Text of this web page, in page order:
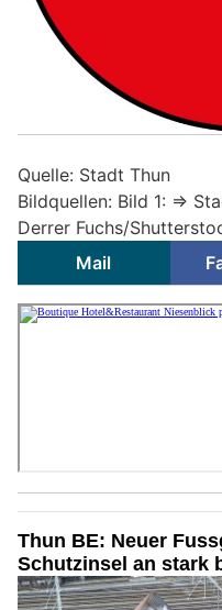
Quelle: Stadt Thun
Bildquellen: Bild 1: =>
Derrer Fuchs/
Mail
Thun BE: Neuer
Schutzinsel an stark